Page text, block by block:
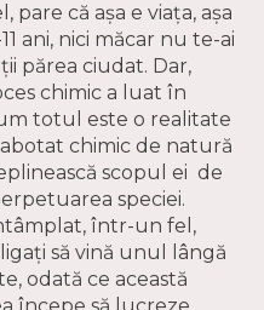
pare că așa e viața, așa
ani, nici măcar nu te-ai
părea ciudat. Dar,
chimic a luat în
totul este o realitate
chimic de natură
scopul ei de
speciei.
într-un fel,
să vină unul lângă
odată ce această